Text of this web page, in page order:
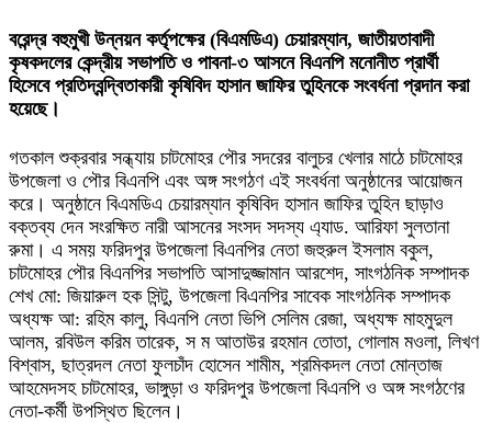
বরেন্দ্র বহুমুখী উন্নয়ন কর্তৃপক্ষের (বিএমডিএ) চেয়ারম্যান, জাতীয়তাবাদী
কৃষকদলের কেন্দ্রীয় সভাপতি ও পাবনা-৩ আসনে বিএনপি মনোনীত প্রার্থী
হিসেবে প্রতিদ্বন্দ্বিতাকারী কৃষিবিদ হাসান জাফির তুহিনকে সংবর্ধনা প্রদান করা
হয়েছে।
গতকাল শুক্রবার সন্ধ্যায় চাটমোহর পৌর সদরের বালুচর খেলার মাঠে চাটমোহর
উপজেলা ও পৌর বিএনপি এবং অঙ্গ সংগঠণ এই সংবর্ধনা অনুষ্ঠানের আয়োজন
করে। অনুষ্ঠানে বিএমডিএ চেয়ারম্যান কৃষিবিদ হাসান জাফির তুহিন ছাড়াও
বক্তব্য দেন সংরক্ষিত নারী আসনের সংসদ সদস্য এ্যাড. আরিফা সুলতানা
রুমা। এ সময় ফরিদপুর উপজেলা বিএনপির নেতা জহুরুল ইসলাম বকুল,
চাটমোহর পৌর বিএনপির সভাপতি আসাদুজ্জামান আরশেদ, সাংগঠনিক সম্পাদক
শেখ মো: জিয়ারুল হক সিন্টু, উপজেলা বিএনপির সাবেক সাংগঠনিক সম্পাদক
অধ্যক্ষ আ: রহিম কালু, বিএনপি নেতা ভিপি সেলিম রেজা, অধ্যক্ষ মাহমুদুল
আলম, রবিউল করিম তারেক, স ম আতাউর রহমান তোতা, গোলাম মওলা, লিখণ
বিশ্বাস, ছাত্রদল নেতা ফুলচাঁদ হোসেন শামীম, শ্রমিকদল নেতা মোন্তাজ
আহমেদসহ চাটমোহর, ভাঙ্গুড়া ও ফরিদপুর উপজেলা বিএনপি ও অঙ্গ সংগঠণের
নেতা-কর্মী উপস্থিত ছিলেন।